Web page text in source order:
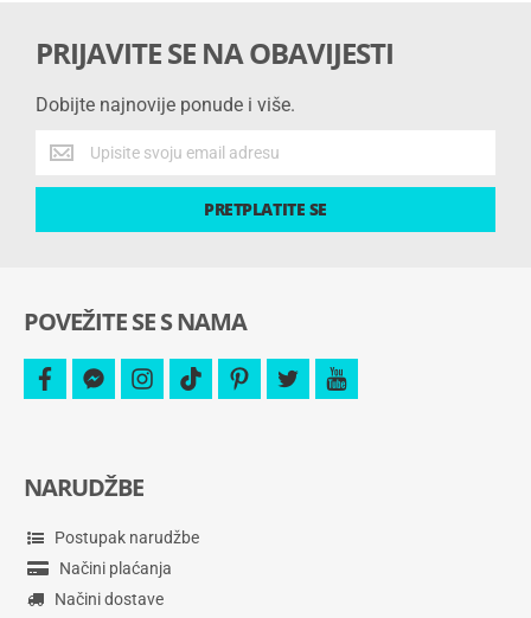
PRIJAVITE SE NA OBAVIJESTI
Dobijte najnovije ponude i više.
Dobijte
najnovije
ponude
PRETPLATITE SE
POVEŽITE SE S NAMA
facebookfacebook-
messenger
instagram
tiktokpinterest
twitteryoutube
NARUDŽBE
Postupak narudžbe
Načini plaćanja
Načini dostave